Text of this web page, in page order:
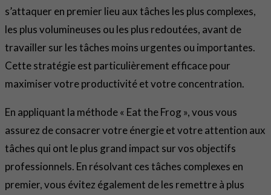
s’attaquer en premier lieu aux tâches les plus complexes,
les plus volumineuses ou les plus redoutées, avant de
travailler sur les tâches moins urgentes ou importantes.
Cette stratégie est particulièrement efficace pour
maximiser votre productivité et votre concentration.
En appliquant la méthode « Eat the Frog », vous vous
assurez de consacrer votre énergie et votre attention aux
tâches qui ont le plus grand impact sur vos objectifs
professionnels. En résolvant ces tâches complexes en
premier, vous évitez également de les remettre à plus